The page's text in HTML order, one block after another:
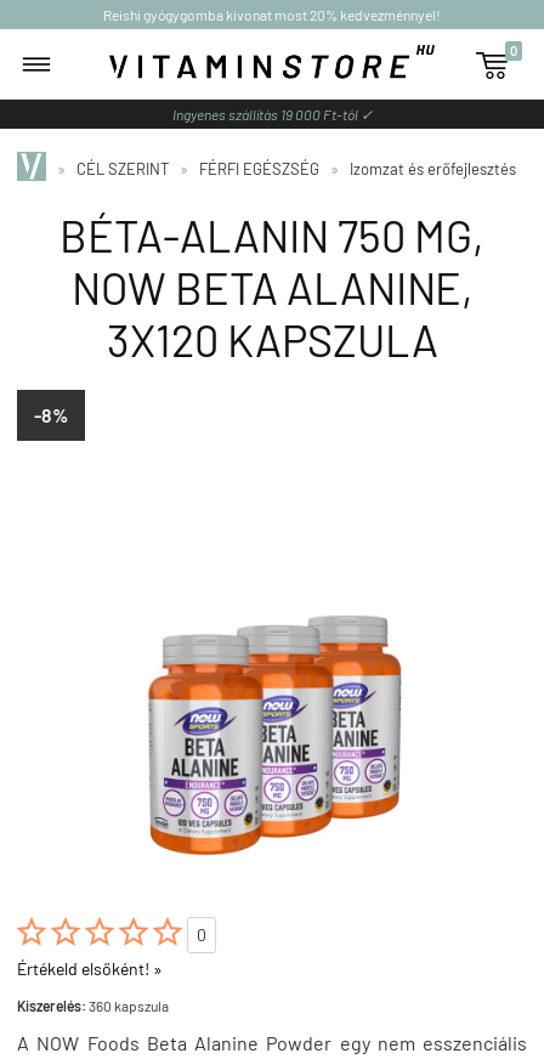
Reishi gyógygomba kivonat most 20% kedvezménnyel!

0
Ingyenes szállítás 19 000 Ft-tól ✓
» CÉL SZERINT » FÉRFI EGÉSZSÉG » Izomzat és erőfejlesztés
BÉTA-ALANIN 750 MG,
NOW BETA ALANINE,
3X120 KAPSZULA
-8%

0
Értékeld elsőként! »
Kiszerelés: 360 kapszula
A NOW Foods Beta Alanine Powder egy nem esszenciális